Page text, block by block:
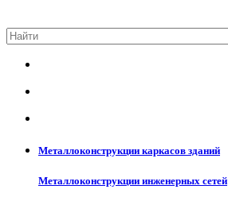
Металлоконструкции каркасов зданий
Металлоконструкции инженерных сетей